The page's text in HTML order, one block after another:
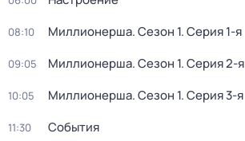
08:10 Миллионерша. Сезон 1. Серия 1-я
09:05 Миллионерша. Сезон 1. Серия 2-я
10:05 Миллионерша. Сезон 1. Серия 3-я
11:30 События